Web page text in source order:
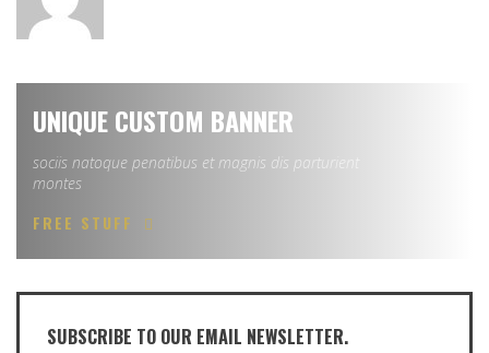
UNIQUE CUSTOM BANNER
sociis natoque penatibus et magnis dis parturient
montes
FREE STUFF
SUBSCRIBE TO OUR EMAIL NEWSLETTER.